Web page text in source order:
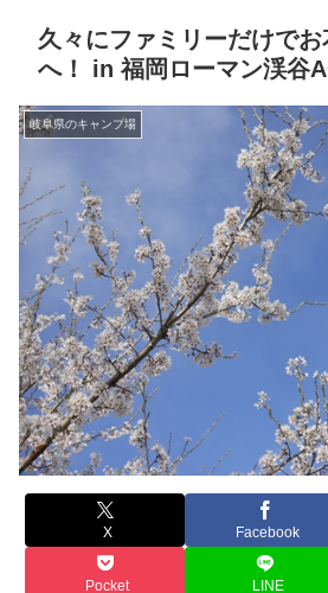
久々にファミリーだけで
へ！ in 福岡ローマン渓谷
岐阜県のキャンプ場
X Facebook
Pocket LINE